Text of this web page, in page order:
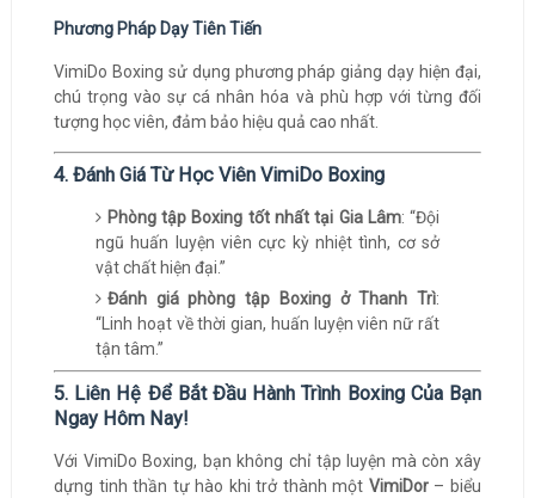
Phương Pháp Dạy Tiên Tiến
VimiDo Boxing sử dụng phương pháp giảng dạy hiện đại,
chú trọng vào sự cá nhân hóa và phù hợp với từng đối
tượng học viên, đảm bảo hiệu quả cao nhất.
4. Đánh Giá Từ Học Viên VimiDo Boxing
Phòng tập Boxing tốt nhất tại Gia Lâm: “Đội
ngũ huấn luyện viên cực kỳ nhiệt tình, cơ sở
vật chất hiện đại.”
Đánh giá phòng tập Boxing ở Thanh Trì:
“Linh hoạt về thời gian, huấn luyện viên nữ rất
tận tâm.”
5. Liên Hệ Để Bắt Đầu Hành Trình Boxing Của Bạn
Ngay Hôm Nay!
Với VimiDo Boxing, bạn không chỉ tập luyện mà còn xây
dựng tinh thần tự hào khi trở thành một VimiDor– biểu